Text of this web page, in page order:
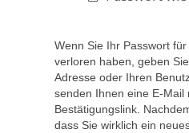
Wenn Sie Ihr Passwort
verloren haben, geben
Adresse oder Ihren
senden Ihnen eine E-Mail
Bestätigungslink.
dass Sie wirklich ein